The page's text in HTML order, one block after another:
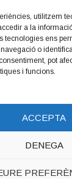
utilitzem
a la
tecnologies ens
o
pot
i funcions.
ACCEPTA
DENEGA